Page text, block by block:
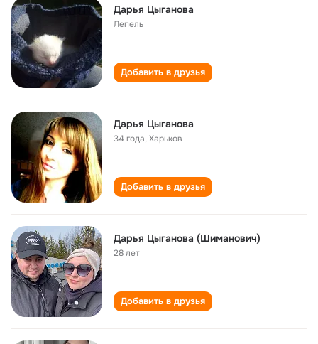
Дарья Цыганова
Лепель
Добавить в друзья
Дарья Цыганова
34 года,Харьков
Добавить в друзья
Дарья Цыганова (Шиманович)
28 лет
Добавить в друзья